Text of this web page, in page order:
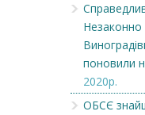
Незаконно
поновили
2020р.
ОБСЄ